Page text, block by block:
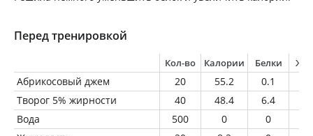
Перед тренировкой
Кол-во Калории Белки
Абрикосовый джем 20 55.2 0.1
Творог 5% жирности
40 48.4 6.4
Вода
500 0 0